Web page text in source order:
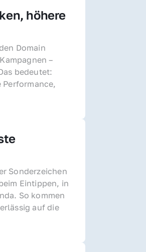
höhere
Domain
–
bedeutet:
Performance,
Sonderzeichen
Eintippen, in
So kommen
auf die